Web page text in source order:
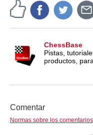
ChessBase
Pistas,
productos,
Comentar
Normas sobre los comentarios